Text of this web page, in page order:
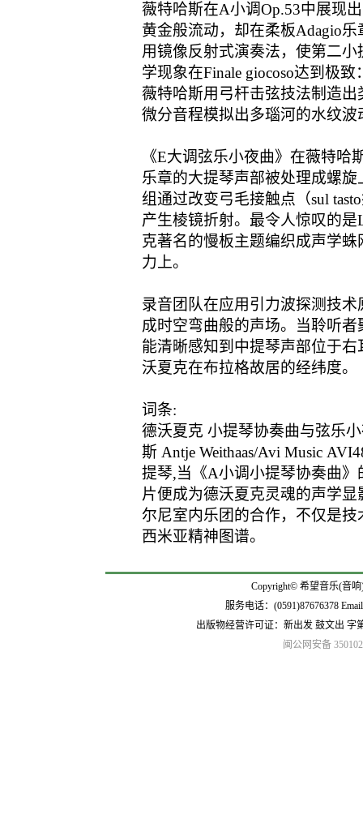
薇特哈斯在A小调Op.53中展现
黄金般流动，却在柔板Adagio
用镜像反射式演奏法，使第二
学现象在Finale giocoso达到极
薇特哈斯用弓杆击弦技法制造
微分音程模拟出多瑙河的水纹波
《E大调弦乐小夜曲》在薇特哈
乐章的大提琴声部被处理成螺旋
组通过改变弓毛接触点（sul
产生棱镜折射。最令人惊叹的
克著名的慢板主题编织成声学
力上。
录音团队在应用引力波探测技
成时空弯曲般的声场。当聆听者
能清晰感知到中提琴声部位于
沃夏克在布拉格故居的经纬度。
词条:
德沃夏克 小提琴协奏曲与弦乐
斯 Antje Weithaas/Avi Music
提琴,当《A小调小提琴协奏曲
片便成为德沃夏克灵魂的声学
尔尼室内乐团的合作，不仅是
西米亚精神图谱。
Copyright© 希望音乐(音
服务电话：(0591)87676378
出版物经营许可证：新出发 鼓文出
闽公网安备